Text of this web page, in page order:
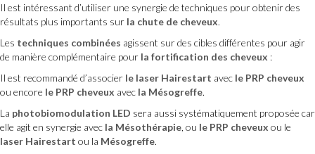
Il est intéressant d’utiliser une synergie de techniques pour obtenir des
résultats plus importants sur la chute de cheveux.
Les techniques combinées agissent sur des cibles différentes pour agir
de manière complémentaire pour la fortification des cheveux :
Il est recommandé d’associer le laser Hairestart avec le PRP cheveux
ou encore le PRP cheveux avec la Mésogreffe.
La photobiomodulation LED sera aussi systématiquement proposée car
elle agit en synergie avec la Mésothérapie, ou le PRP cheveux ou le
laser Hairestart ou la Mésogreffe.